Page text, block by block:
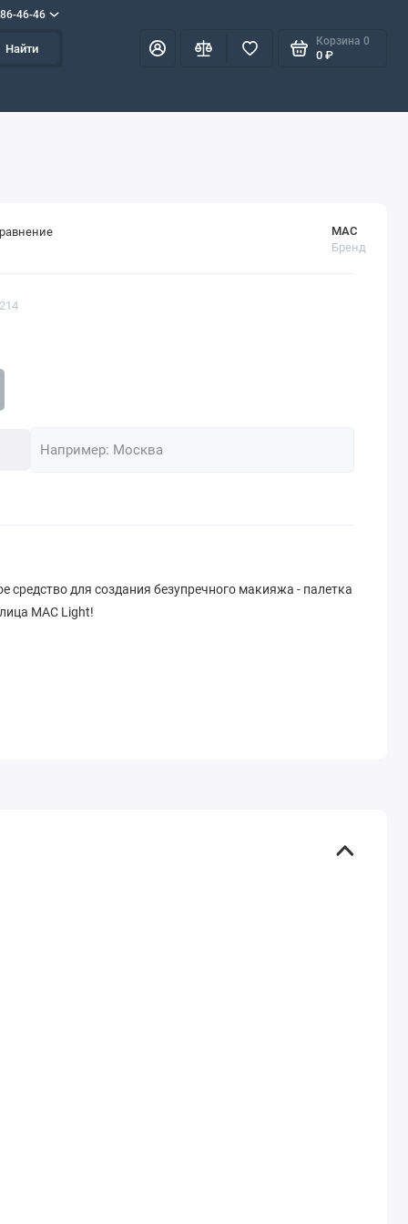
46-46
Найти
Корзина 0
0 ₽
MAC
Бренд
средство для создания безупречного макияжа - палетка
MAC Light!